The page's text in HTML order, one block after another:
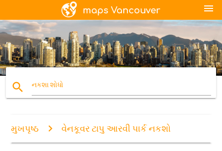
menu
search નકશા શોધો
મુખપૃષ્ઠ વેનકૂવર ટાપુ આરવી પાર્ક નકશો